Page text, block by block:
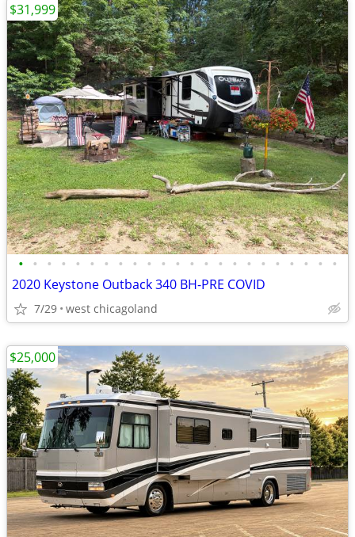
• • • • • • • • • • • • • • • • • • • • • • •
2020 Keystone Outback 340 BH-PRE COVID
7/29 west chicagoland
$31,999
$25,000